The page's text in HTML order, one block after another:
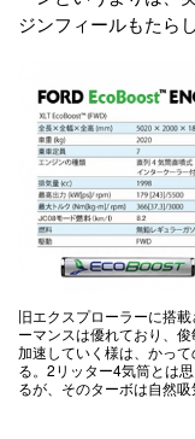
ジンフィールもたら
旧エクスプローラーに搭
ーマンスは優れており、
加速していく様は、かっ
る。2リッター4気筒とは
るが、そのターボは自然吸